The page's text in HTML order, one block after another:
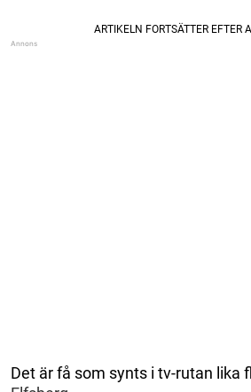
Det är få som synts i tv-rutan lika